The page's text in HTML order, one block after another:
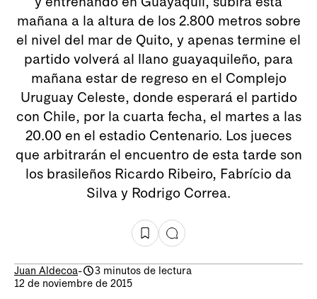
mañana a la altura de los 2.800 metros sobre
el nivel del mar de Quito, y apenas termine el
partido volverá al llano guayaquileño, para
mañana estar de regreso en el Complejo
Uruguay Celeste, donde esperará el partido
con Chile, por la cuarta fecha, el martes a las
20.00 en el estadio Centenario. Los jueces
que arbitrarán el encuentro de esta tarde son
los brasileños Ricardo Ribeiro, Fabrício da
Silva y Rodrigo Correa.
Juan Aldecoa-
3 minutos de lectura
12 de noviembre de 2015